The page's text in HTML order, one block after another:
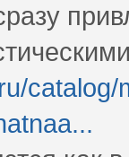
catalog/